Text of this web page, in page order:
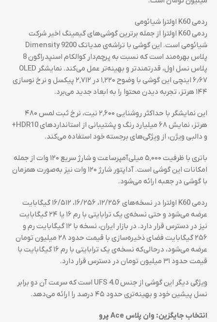
ردمی K60 اولترا شیائومی
ردمی K60 اولترا از جمله برترین گوشی‌های گیمینگ اخیر شرکت
شیائومی است. این گوشی با تراشه‌ی مدیاتک Dimensity 9200
پلاس بهره‌مند است که نسبت به پرچم‌دار کوالکام اسنپدراگون 8
پلاس نسل اول، قدرتمندتر و بهینه‌تر عمل می‌کند. نمایشگر OLED
۶٫۶۷ اینچی این گوشی با وضوح ۱٬۲۲۰ در ۲٬۷۱۲ پیکسل و نرخ نوسازی
۱۴۴ هرتز، تجربه دیدن محتوا را به ابعاد جدید می‌برد.
این نمایشگر با حداکثر روشنایی ۲٬۶۰۰ نیت، نرخ ثبت لمس ۴۸۰
هرتز، نمایش ۶۸ میلیارد رنگ و پشتیبانی از استانداردهای HDR10+
و دالبی ویژن، از ویژگی‌های برجسته خود استفاده می‌کند.
باتری با ظرفیت ۵٬۰۰۰ میلی‌آمپرساعت و شارژ سریع ۱۲۰ وات از جمله
امکانات این گوشی است. آداپتور شارژ ۱۲۰ وات نیز به‌صورت همزمان
با گوشی در جعبه ارائه می‌شود.
ردمی K60 اولترا در نسخه‌های ۱۲/۲۵۶، ۱۶/۲۵۶، ۱۶/۵۱۲ گیگابایت
عرضه می‌شود و حتی نسخه‌ی یک ترابایتی با رم ۱۶ یا ۲۴ گیگابایت
نیز در دسترس قرار دارد. در بازار ایران، نسخه با ۱۲ گیگابایت رم و
۲۵۶ گیگابایت فضای ذخیره‌سازی با قیمت حدود ۲۸ میلیون تومان
عرضه می‌شود، درحالی‌که نسخه‌ی یک ترابایتی با رم ۱۶ گیگابایت با
قیمت حدود ۳۱ میلیون تومان در دسترس قرار دارد.
ویژگی دیگر این گوشی از جنس UFS 4.0 است که سرعت آن دو برابر
نسل پیشین خود و بهینه‌تری حدود ۴۵ درصد را ارائه می‌دهد.
انتخاب جایگزین: وان پلاس Ace پرو